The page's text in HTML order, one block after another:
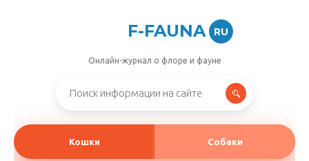
F-FAUNA RU
Онлайн-журнал о флоре и фауне
Кошки Собаки